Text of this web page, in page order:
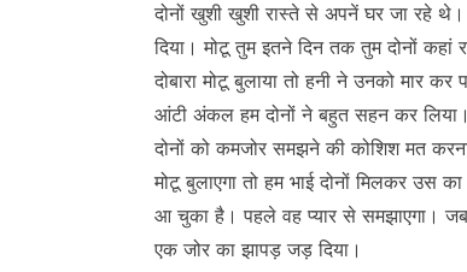
दोनों खुशी खुशी रास्ते से अपनें घर जा रहे
दिया। मोटू तुम इतने दिन तक तुम दोनों
दोबारा मोटू बुलाया तो हनी ने उनको मार
आंटी अंकल हम दोनों ने बहुत सहन कर
दोनों को कमजोर समझने की कोशिश मत
मोटू बुलाएगा तो हम भाई दोनों मिलकर
आ चुका है। पहले वह प्यार से समझाएगा। जब
एक जोर का झापड़ जड़ दिया।